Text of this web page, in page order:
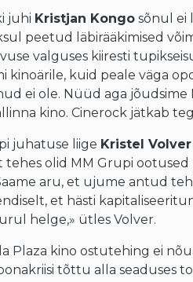
juhi Kristjan Kongosõnul ei
peetud läbirääkimised
valguses kiiresti
kinoärile, kuid peale väga
ei ole. Nüüd aga
kino. Cinerock jätkab
juhatuse liige Kristel Volver
olid MM Grupi
aru, et ujume antud
et hästi
helge,» ütles Volver.
Plaza kino ostutehing ei
tõttu alla seaduses